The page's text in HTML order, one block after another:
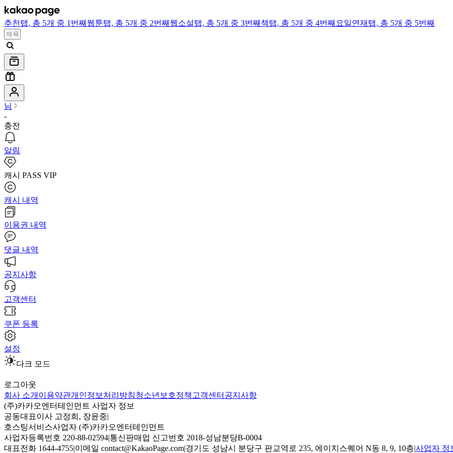
추천 탭, 총 5개 중 1번째 웹툰탭, 총 5개 중 2번째 웹소설탭, 총 5개 중 3번째 책탭, 총 5개 중 4번째 요일연재 탭, 총 5개 중 5번째
님
-
충전
알림
캐시 PASS VIP
캐시 내역
이용권 내역
댓글 내역
공지사항
고객센터
쿠폰 등록
설정
다크 모드
로그아웃
회사 소개 이용약관개인정보처리방침청소년보호정책 고객센터 공지사항
(주)카카오엔터테인먼트 사업자 정보
공동대표이사 고정희, 장윤중|
호스팅서비스사업자 (주)카카오엔터테인먼트
사업자등록번호 220-88-02594|통신판매업 신고번호 2018-성남분당B-0004
대표전화 1644-4755|이메일 contact@KakaoPage.com|경기도 성남시 분당구 판교역로 235, 에이치스퀘어 N동 8, 9, 10층|사업자 정